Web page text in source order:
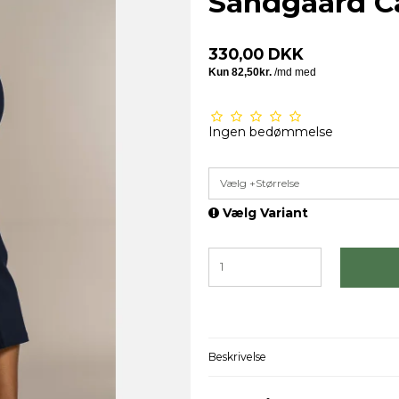
330,00 DKK
Ingen bedømmelse
Vælg +Størrelse
Vælg Variant
Beskrivelse